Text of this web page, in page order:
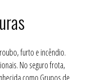
furto e incêndio.
No seguro frota,
como Grupos de